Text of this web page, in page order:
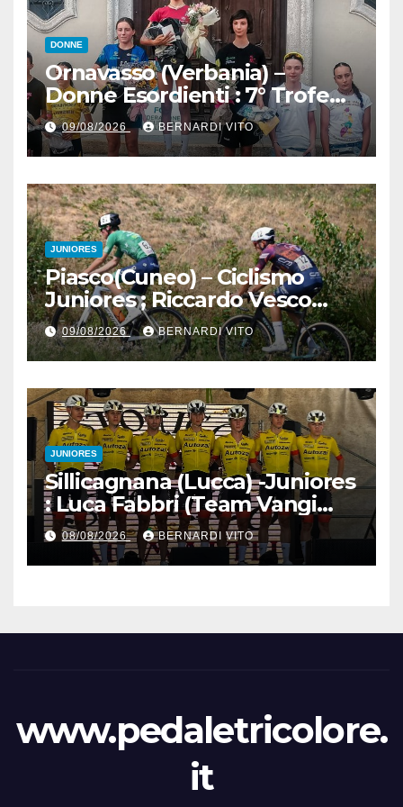
DONNE
Ornavasso (Verbania) –
Donne Esordienti : 7° Trofeo
Santuario Madonna del
Boden, Aurora Cerame e
Martina Zavattero le neo
campionesse regionali FCI
Piemonte
09/08/2026 BERNARDI VITO
JUNIORES
Piasco(Cuneo) – Ciclismo
Juniores ; Riccardo Vesco
(Guerrini-Senaghese) al
fotofinish su Gugnino (UC
Piasco) e Jedrysek (SC
Fagnano Nuova)
09/08/2026 BERNARDI VITO
JUNIORES
Sillicagnana (Lucca) -Juniores
: Luca Fabbri (Team Vangi
Tommasini) vince il “Gran
Premio Garfagnana –
Memorial Gino Bartali”
08/08/2026 BERNARDI VITO
www.pedaletricolore.
it